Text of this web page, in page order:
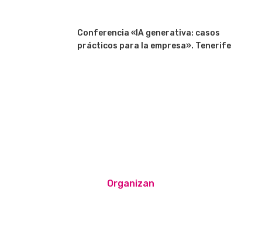
Conferencia «IA generativa: casos
prácticos para la empresa». Tenerife
Organizan